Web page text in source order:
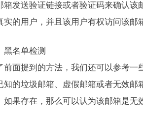
箱发送验证链接或者验证码来确认
实的用户，并且该用户有权访问该邮
黑名单检测
前面提到的方法，我们还可以参考
知的垃圾邮箱、虚假邮箱或者无效
如果存在，那么可以认为该邮箱是无